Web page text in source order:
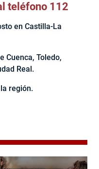
teléfono 112
en Castilla-La
Cuenca, Toledo,
Real.
región.